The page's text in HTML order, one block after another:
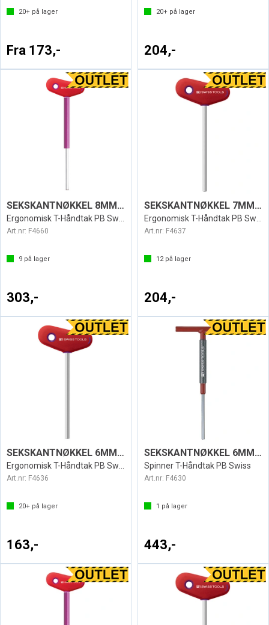
20+ på lager
Fra 173,-
20+ på lager
204,-
SEKSKANTNØKKEL 8MM SPIN SWISS
Art.nr: F4660
9 på lager
303,-
SEKSKANTNØKKEL 7MM T SWISS 207L
Art.nr: F4637
12på lager
204,-
SEKSKANTNØKKEL 6MM T SWISS 207L
Art.nr: F4636
20+ på lager
163,-
SEKSKANTNØKKEL 6MM T SWISS 204
Spinner T-Håndtak PB Swiss
Art.nr: F4630
1 på lager
443,-